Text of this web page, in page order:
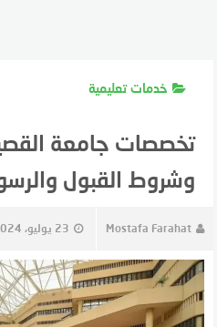
خدمات تعليمية
تخصصات جامعة
وشروط القبول
Mostafa Farahat 23 يوليو، 2024